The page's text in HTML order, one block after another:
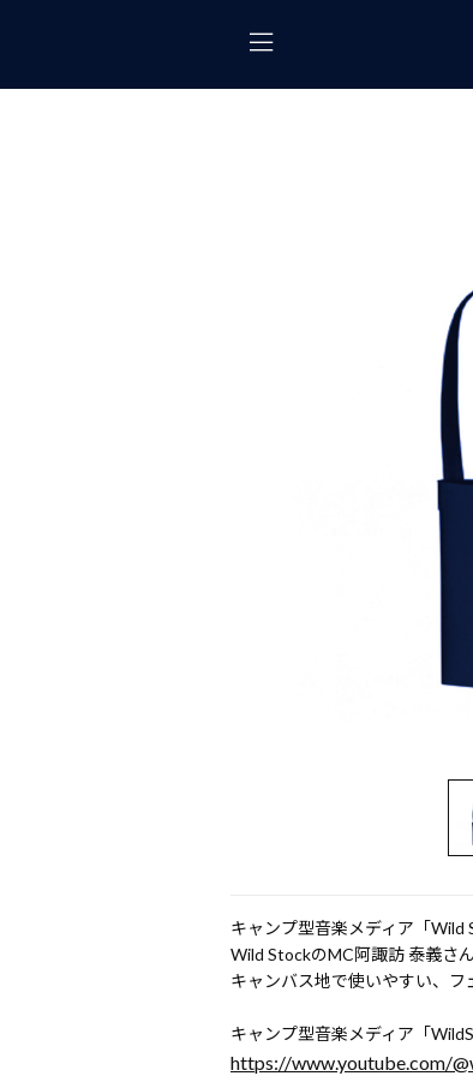
キャンプ型音楽メディア「Wild
Wild StockのMC阿諏訪 泰義さ
キャンバス地で使いやすい、フ
キャンプ型音楽メディア「
https://www.youtube.com/